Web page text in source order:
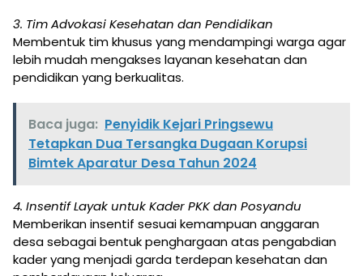
3. Tim Advokasi Kesehatan dan Pendidikan
Membentuk tim khusus yang mendampingi warga agar
lebih mudah mengakses layanan kesehatan dan
pendidikan yang berkualitas.
Baca juga: Penyidik Kejari Pringsewu
Tetapkan Dua Tersangka Dugaan Korupsi
Bimtek Aparatur Desa Tahun 2024
4. Insentif Layak untuk Kader PKK dan Posyandu
Memberikan insentif sesuai kemampuan anggaran
desa sebagai bentuk penghargaan atas pengabdian
kader yang menjadi garda terdepan kesehatan dan